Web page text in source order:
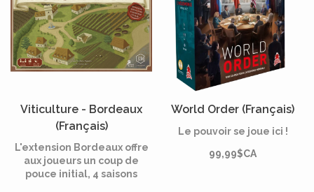
Viticulture - Bordeaux
(Français)
[PRÉCOMMANDE]
L'extension Bordeaux offre
aux joueurs un coup de
pouce initial, 4 saisons
World Order (Français)
Le pouvoir se joue ici !
99,99$CA